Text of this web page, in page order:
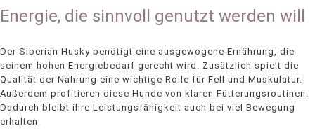
Energie, die sinnvoll genutzt werden will
Der Siberian Husky benötigt eine ausgewogene Ernährung, die
seinem hohen Energiebedarf gerecht wird. Zusätzlich spielt die
Qualität der Nahrung eine wichtige Rolle für Fell und Muskulatur.
Außerdem profitieren diese Hunde von klaren Fütterungsroutinen.
Dadurch bleibt ihre Leistungsfähigkeit auch bei viel Bewegung
erhalten.